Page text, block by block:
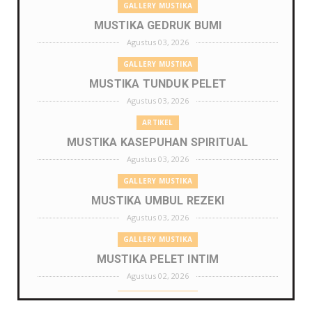
GALLERY MUSTIKA
MUSTIKA GEDRUK BUMI
Agustus 03, 2026
GALLERY MUSTIKA
MUSTIKA TUNDUK PELET
Agustus 03, 2026
ARTIKEL
MUSTIKA KASEPUHAN SPIRITUAL
Agustus 03, 2026
GALLERY MUSTIKA
MUSTIKA UMBUL REZEKI
Agustus 03, 2026
GALLERY MUSTIKA
MUSTIKA PELET INTIM
Agustus 02, 2026
GALLERY MUSTIKA